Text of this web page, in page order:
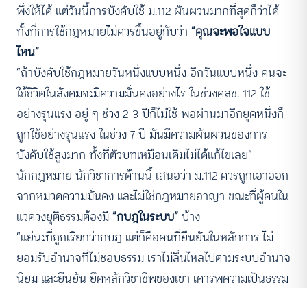
พึ่งให้ได้ แต่วันนี้การบังคับใช้ ม.112 ผันผวนมากที่สุดก็ว่าได้
ทั้งที่การใช้กฎหมายไม่ควรขึ้นอยู่กับว่า “คุณจะพอใจแบบ
ไหน”
“ถ้าบังคับใช้กฎหมายวันหนึ่งแบบหนึ่ง อีกวันแบบหนึ่ง คนจะ
ใช้ชีวิตในสังคมจะมีความมั่นคงอย่างไร ในช่วงคสช. 112 ใช้
อย่างรุนแรง อยู่ ๆ ช่วง 2-3 ปีก็ไม่ใช้ พอผ่านมาอีกยุคหนึ่งก็
ถูกใช้อย่างรุนแรง ในช่วง 7 ปี มันมีความผันผวนของการ
บังคับใช้สูงมาก ทั้งที่ตัวบทเหมือนเดิมไม่ได้แก้ไขเลย”
นักกฎหมาย นักวิชาการด้านนี้ เสนอว่า ม.112 ควรถูกเอาออก
จากหมวดความมั่นคง และไม่ใช่กฎหมายอาญา ขณะที่ผู้คนใน
แวดวงยุติธรรมต้องมี“กบฎในระบบ”บ้าง
“แย่นะที่ถูกเรียกว่ากบฎ แต่ก็คือคนที่ยืนยันในหลักการ ไม่
ยอมรับอำนาจที่ไม่ชอบธรรม เราไม่ลื่นไหลไปตามระบบอำนาจ
นิยม และยืนยัน ยึดหลักวิชาชีพของเขา เคารพความเป็นธรรม